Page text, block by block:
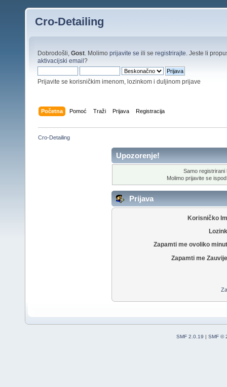
Cro-Detailing
Dobrodošli, Gost . Molimo prijavite se ili se registrirajte . Jeste li
aktivacijski email?
Prijavite se korisničkim imenom, lozinkom i duljinom prijave
Početna Pomoć Traži Prijava Registracija
Cro-Detailing
Upozorenje!
Samo registrirani
Molimo prijavite se
Prijava
Korisničko
Zapamti me ovoliko
Zapamti me
SMF 2.0.19 | SMF ©